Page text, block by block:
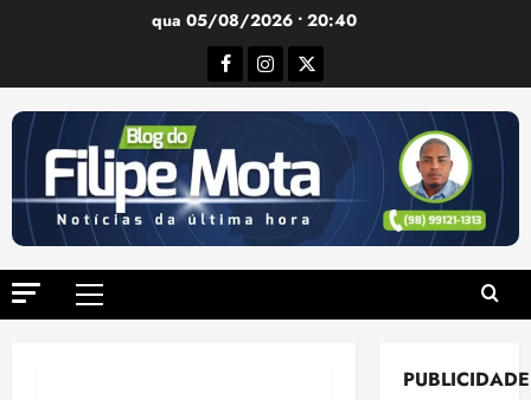
qua 05/08/2026 • 20:40
Facebook
Instagram
Twitter
Menu
PUBLICIDADE